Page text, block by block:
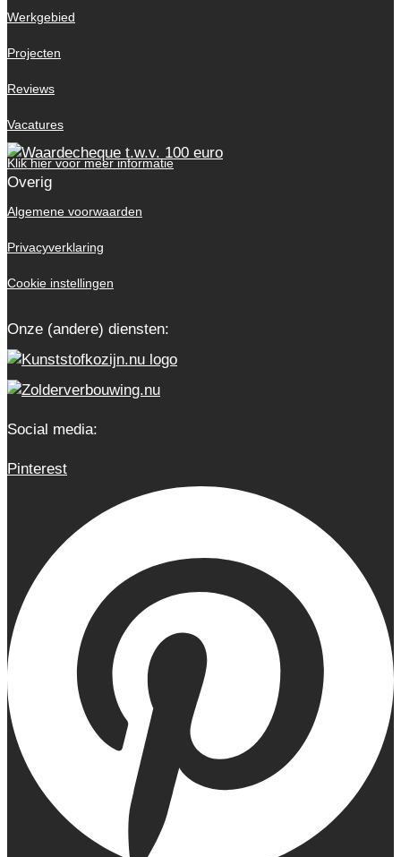
Werkgebied
Projecten
Reviews
Vacatures
Klik hier voor meer informatie
Overig
Algemene voorwaarden
Privacyverklaring
Cookie instellingen
Onze (andere) diensten:
Social media:
Pinterest